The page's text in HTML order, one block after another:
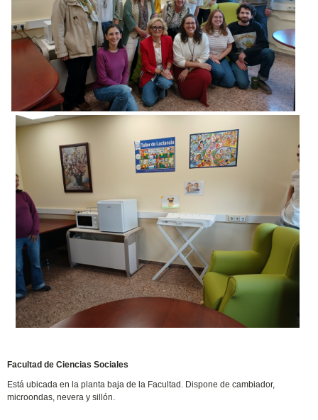
Facultad de Ciencias Sociales
Está ubicada en la planta baja de la Facultad. Dispone de cambiador,
microondas, nevera y sillón.